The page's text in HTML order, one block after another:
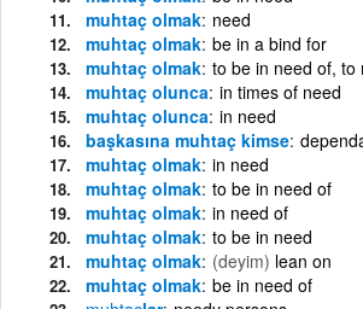
muhtaç olmak need
muhtaç olmak be in a bind for
muhtaç olmak to be in need of, to
muhtaç olunca in times of need
muhtaç olunca in need
başkasına muhtaç kimse
muhtaç olmak in need
muhtaç olmak to be in need of
muhtaç olmak in need of
muhtaç olmak to be in need
muhtaç olmak (deyim) lean on
muhtaç olmak be in need of